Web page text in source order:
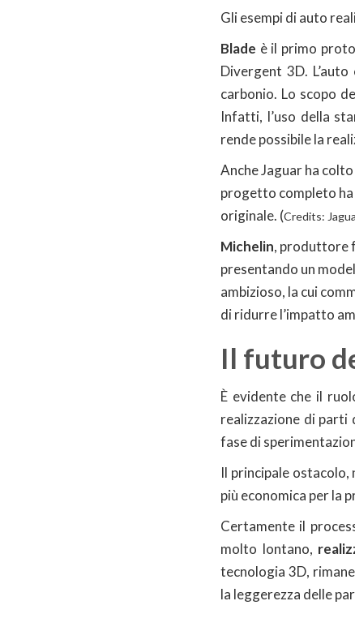
Gli esempi di auto
Blade è il primo
Divergent 3D.
carbonio. Lo scopo
Infatti, l’uso della
rende possibile la
Anche Jaguar ha
progetto completo
originale. (Credits:
Michelin, produttore
presentando un
ambizioso, la cui
di ridurre l’impatto
Il futuro
È evidente che il
realizzazione di
fase di
Il principale
più economica per la
Certamente il
molto lontano,
tecnologia 3D,
la leggerezza delle